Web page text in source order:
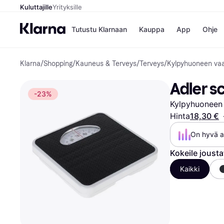
KuluttajilleYrityksille
Tutustu Klarnaan Kauppa
Kaupat
Gigantti
H&M
Peten
Wolt
App Ohje
Klarna/Shopping/Kauneus & Terveys/Terveys/Kylpyhuoneen
-23% Adler
Hinta18,30 € ·
On hyvä
Kokeile
Kaikki